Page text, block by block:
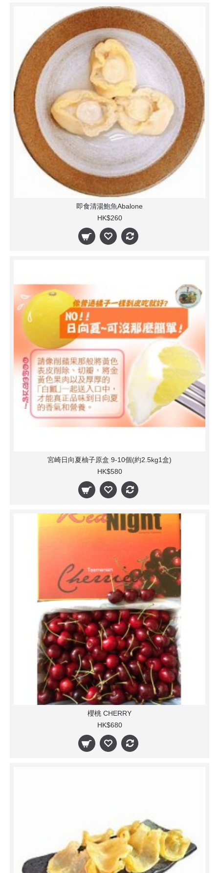
即食清湯鮑魚Abalone
HK$260
宮崎日向夏柚子原盒 9-10個(約2.5kg1盒)
HK$580
櫻桃 CHERRY
HK$680